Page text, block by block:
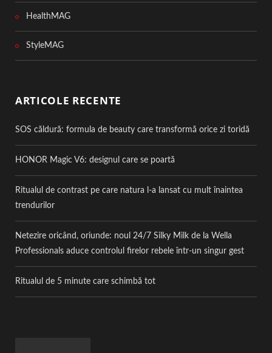
HealthMAG
StyleMAG
ARTICOLE RECENTE
SOS căldură: formula de beauty care transformă orice zi toridă
HONOR Magic V6: designul care se poartă
Ritualul de contrast pe care natura l-a lansat cu mult înaintea
trendurilor
Netezire oricând, oriunde: noul 24/7 Silky Milk de la Wella
Professionals aduce controlul firelor rebele într-un singur gest
Ritualul de 5 minute care schimbă tot